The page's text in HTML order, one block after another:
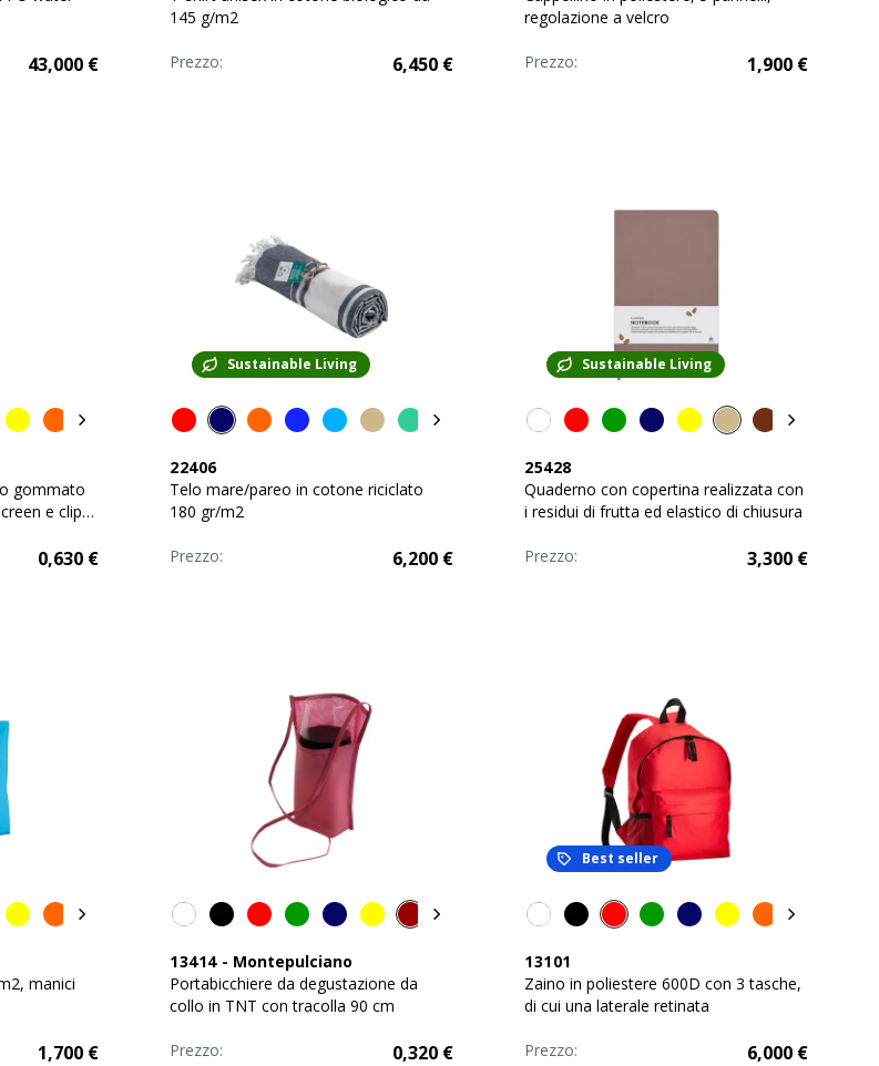
43,000€
145 g/m2
Prezzo: 6,450€
regolazione a velcro
Prezzo: 1,900€
gommato
e clip in
0,630€
Sustainable Living
22406
Telo mare/pareo in cotone riciclato
180 gr/m2
Prezzo: 6,200€
Sustainable Living
25428
Quaderno con copertina realizzata con
i residui di frutta ed elastico di chiusura
Prezzo: 3,300€
manici
1,700€
13414- Montepulciano
Portabicchiere da degustazione da
collo in TNT con tracolla 90 cm
Prezzo: 0,320€
Best seller
13101
Zaino in poliestere 600D con 3 tasche,
di cui una laterale retinata
Prezzo: 6,000€